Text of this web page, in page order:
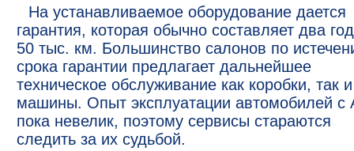
На устанавливаемое оборудование дается
гарантия, которая обычно составляет два
50 тыс. км. Большинство салонов по
срока гарантии предлагает дальнейшее
техническое обслуживание как коробки, так
машины. Опыт эксплуатации автомобилей с
пока невелик, поэтому сервисы стараются
следить за их судьбой.